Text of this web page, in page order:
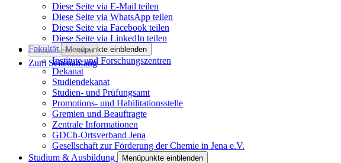
Diese Seite via E-Mail teilen
Diese Seite via WhatsApp teilen
Diese Seite via Facebook teilen
Diese Seite via LinkedIn teilen
Diese Seite teilen
Zum Seitenanfang
Fakultät Menüpunkte einblenden
Institute und Forschungszentren
Dekanat
Studiendekanat
Studien- und Prüfungsamt
Promotions- und Habilitationsstelle
Gremien und Beauftragte
Zentrale Informationen
GDCh-Ortsverband Jena
Gesellschaft zur Förderung der Chemie in Jena e.V.
Studium & Ausbildung
Menüpunkte einblenden